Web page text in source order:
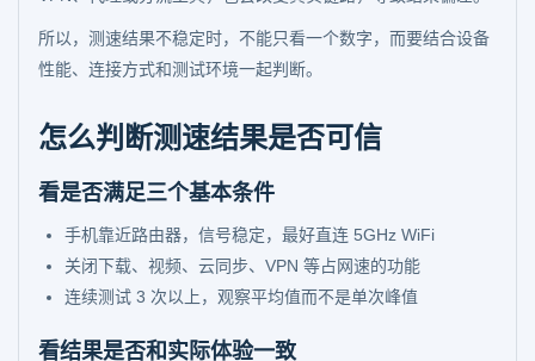
所以，测速结果不稳定时，不能只看一个数字，而要结合设备
性能、连接方式和测试环境一起判断。
怎么判断测速结果是否可信
看是否满足三个基本条件
手机靠近路由器，信号稳定，最好直连 5GHz WiFi
关闭下载、视频、云同步、VPN 等占网速的功能
连续测试 3 次以上，观察平均值而不是单次峰值
看结果是否和实际体验一致